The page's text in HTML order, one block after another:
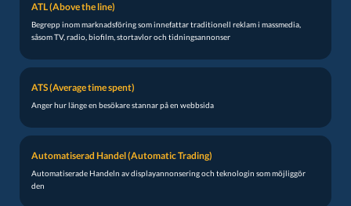
ATL (Above the line)
Begrepp inom marknadsföring som innefattar traditionell reklam i massmedia,
såsom TV, radio, biofilm, stortavlor och tidningsannonser
ATS (Average time spent)
Anger hur länge en besökare stannar på en webbsida
Automatiserad Handel (Automatic Trading)
Automatiserade Handeln av displayannonsering och teknologin som möjliggör
den